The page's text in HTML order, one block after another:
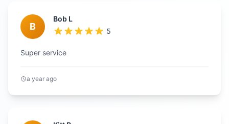
B
Bob L
5
Super service
a year ago